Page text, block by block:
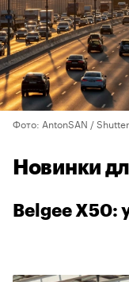
Фото: AntonSAN /
Новинки
Belgee X50: